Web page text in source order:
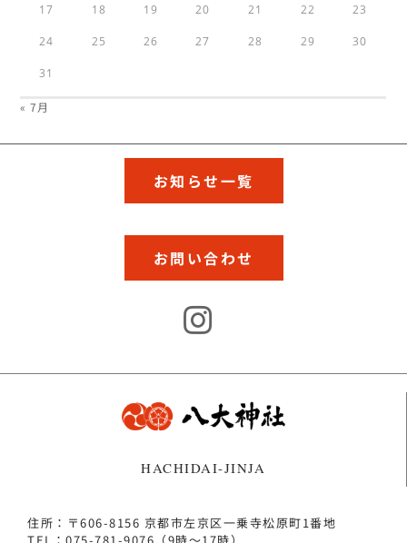
17 18 19 20 21 22 23
24 25 26 27 28 29 30
31
« 7月
お知らせ一覧
お問い合わせ
HACHIDAI-JINJA
住所：〒606-8156 京都市左京区一乗寺松原町1番地